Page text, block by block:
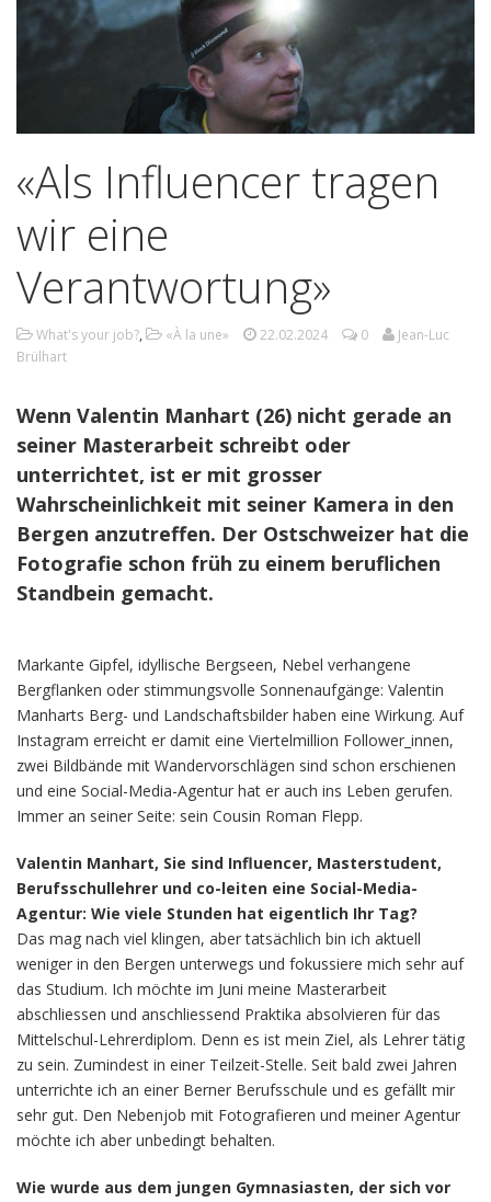
«Als Influencer tragen
wir eine
Verantwortung»
What's your job?, «À la une» 22.02.2024 0
Jean-Luc
Brülhart
Wenn Valentin Manhart (26) nicht gerade an
seiner Masterarbeit schreibt oder
unterrichtet, ist er mit grosser
Wahrscheinlichkeit mit seiner Kamera in den
Bergen anzutreffen. Der Ostschweizer hat die
Fotografie schon früh zu einem beruflichen
Standbein gemacht.
Markante Gipfel, idyllische Bergseen, Nebel verhangene
Bergflanken oder stimmungsvolle Sonnenaufgänge: Valentin
Manharts Berg- und Landschaftsbilder haben eine Wirkung. Auf
Instagram erreicht er damit eine Viertelmillion Follower_innen,
zwei Bildbände mit Wandervorschlägen sind schon erschienen
und eine Social-Media-Agentur hat er auch ins Leben gerufen.
Immer an seiner Seite: sein Cousin Roman Flepp.
Valentin Manhart, Sie sind Influencer, Masterstudent,
Berufsschullehrer und co-leiten eine Social-Media-
Agentur: Wie viele Stunden hat eigentlich Ihr Tag?
Das mag nach viel klingen, aber tatsächlich bin ich aktuell
weniger in den Bergen unterwegs und fokussiere mich sehr auf
das Studium. Ich möchte im Juni meine Masterarbeit
abschliessen und anschliessend Praktika absolvieren für das
Mittelschul-Lehrerdiplom. Denn es ist mein Ziel, als Lehrer tätig
zu sein. Zumindest in einer Teilzeit-Stelle. Seit bald zwei Jahren
unterrichte ich an einer Berner Berufsschule und es gefällt mir
sehr gut. Den Nebenjob mit Fotografieren und meiner Agentur
möchte ich aber unbedingt behalten.
Wie wurde aus dem jungen Gymnasiasten, der sich vor